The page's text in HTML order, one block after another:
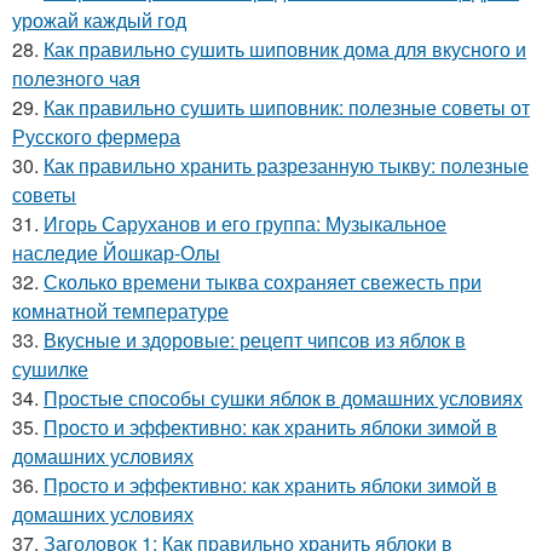
урожай каждый год
28. Как правильно сушить шиповник дома для вкусного и
полезного чая
29. Как правильно сушить шиповник: полезные советы от
Русского фермера
30. Как правильно хранить разрезанную тыкву: полезные
советы
31. Игорь Саруханов и его группа: Музыкальное
наследие Йошкар-Олы
32. Сколько времени тыква сохраняет свежесть при
комнатной температуре
33. Вкусные и здоровые: рецепт чипсов из яблок в
сушилке
34. Простые способы сушки яблок в домашних условиях
35. Просто и эффективно: как хранить яблоки зимой в
домашних условиях
36. Просто и эффективно: как хранить яблоки зимой в
домашних условиях
37. Заголовок 1: Как правильно хранить яблоки в